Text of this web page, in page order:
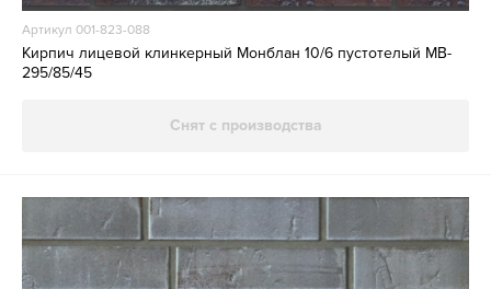
Артикул 001-823-088
Кирпич лицевой клинкерный Монблан 10/6 пустотелый MB-
295/85/45
Снят с производства